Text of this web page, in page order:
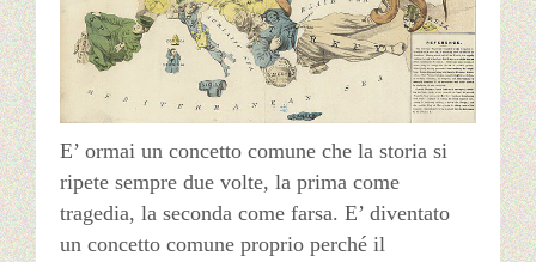
E’ ormai un concetto comune che la storia si
ripete sempre due volte, la prima come
tragedia, la seconda come farsa. E’ diventato
un concetto comune proprio perché il